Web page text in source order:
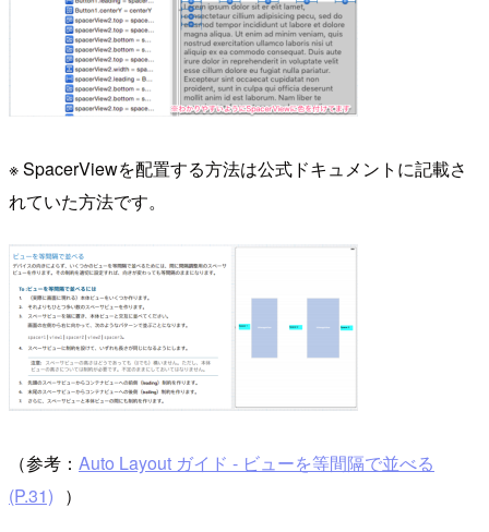
※ SpacerViewを配置する方法は公式ドキュメントに記載さ
れていた方法です。
（参考： Auto Layout ガイド - ビューを等間隔で並べる
(P.31) ）